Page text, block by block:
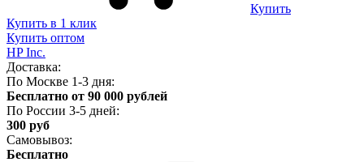
Купить
Купить в 1 клик
Купить оптом
HP Inc.
Доставка:
По Москве 1-3 дня:
Бесплатно от 90 000 рублей
По России 3-5 дней:
300 руб
Самовывоз:
Бесплатно